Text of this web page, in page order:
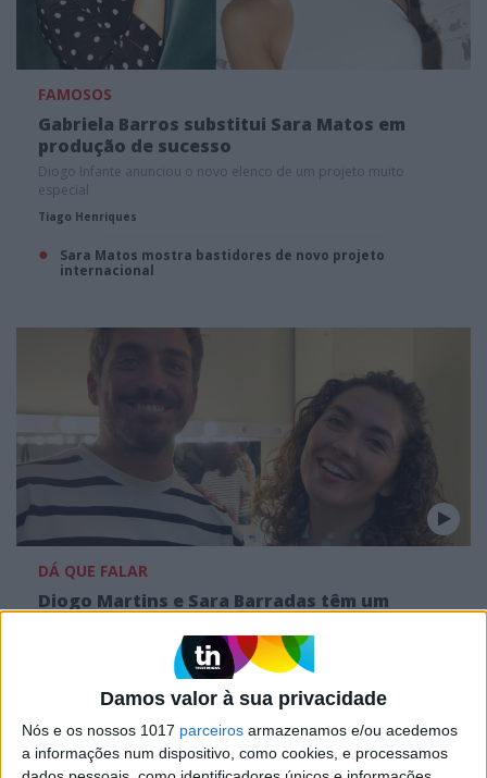
Damos valor à sua privacidade
Nós e os nossos 1017 parceiros armazenamos e/ou acedemos
a informações num dispositivo, como cookies, e processamos
FAMOSOS
Gabriela Barros substitui Sara Matos em
produção de sucesso
Diogo Infante anunciou o novo elenco de um projeto muito
especial
Tiago Henriques
Sara Matos mostra bastidores de novo projeto
internacional
DÁ QUE FALAR
Diogo Martins e Sara Barradas têm um
Os atores falam em exclusivo aos leitores do site Holofote
Diogo Martins brilha em quatro projetos! "Estou muito
grato"